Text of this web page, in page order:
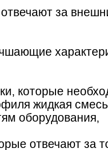
за
которые
жидкая
оборудования,
отвечают за